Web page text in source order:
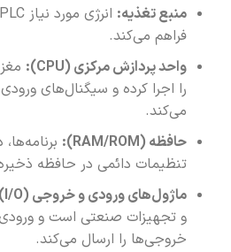
منبع تغذیه:
فراهم می‌کند.
واحد پردازش مرکزی (CPU)
:
را اجرا کرده و سیگنال‌های
می‌کند.
حافظه (RAM/ROM)
:
تنظیمات دائمی در حافظه
ماژول‌های ورودی و خروجی (I/O)
و تجهیزات صنعتی است و
خروجی‌ها را ارسال می‌کند.